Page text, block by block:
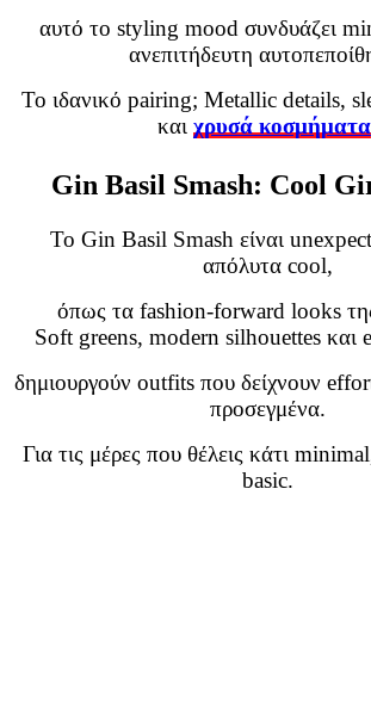
αυτό το styling mood συνδυάζει
ανεπιτήδευτη
Το ιδανικό pairing; Metallic details,
και χρυσά κοσμήματα
Gin Basil Smash: Cool
Το Gin Basil Smash είναι
απόλυτα cool,
όπως τα fashion-forward looks
Soft greens, modern silhouettes και
δημιουργούν outfits που δείχνουν
προσεγμένα.
Για τις μέρες που θέλεις κάτι
basic.